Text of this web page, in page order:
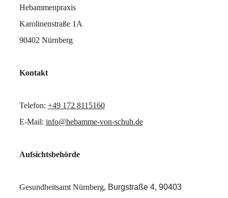
Hebammenpraxis
Karolinenstraße 1A
90402 Nürnberg
Kontakt
Telefon: +49 172 8115160
E-Mail: info@hebamme-von-schuh.de
Aufsichtsbehörde
Gesundheitsamt Nürnberg, Burgstraße 4, 90403